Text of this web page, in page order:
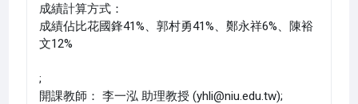
成績計算方式：
成績佔比花國鋒41%、郭村勇41%、鄭永祥6%、陳裕
文12%
;
開課教師： 李一泓 助理教授 (yhli@niu.edu.tw);